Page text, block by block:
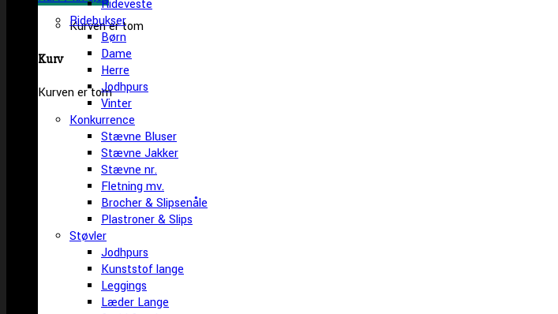
Kurven er tom
Kurv
Kurven er tom
Rideveste
Ridebukser
Børn
Dame
Herre
Jodhpurs
Vinter
Konkurrence
Stævne Bluser
Stævne Jakker
Stævne nr.
Fletning mv.
Brocher & Slipsenåle
Plastroner & Slips
Støvler
Jodhpurs
Kunststof lange
Leggings
Læder Lange